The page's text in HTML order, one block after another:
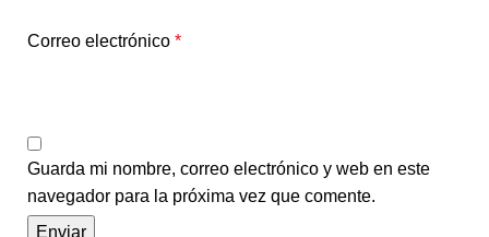
Correo electrónico *
Guarda mi nombre, correo electrónico y web en este
navegador para la próxima vez que comente.